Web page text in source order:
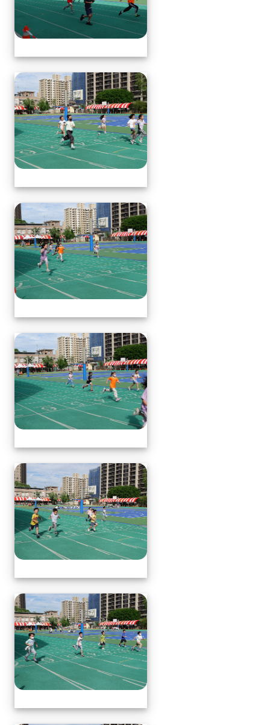
體育表演會(全員賽跑會前賽)
體育表演會(全員賽跑會前賽)
體育表演會(全員賽跑會前賽)
體育表演會(全員賽跑會前賽)
體育表演會(全員賽跑會前賽)